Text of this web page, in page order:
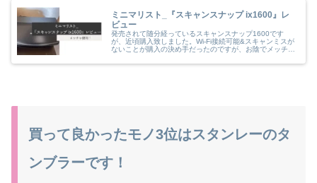
ミニマリスト_『スキャンスナップ ix1600』レ
ビュー
発売されて随分経っているスキャンスナップ1600です
が、近頃購入致しました。Wi-Fi接続可能&スキャンミスが
ないことが購入の決め手だったのですが、お陰でメッチャ
らですが購入して良かったです!!
買って良かったモノ3位はスタンレーのタ
ンブラーです！